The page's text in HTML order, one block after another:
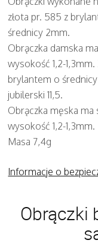
złota pr. 585 z
średnicy 2mm.
Obrączka damska
wysokość 1,2-
brylantem o
jubilerski 11,5.
Obrączka męska
wysokość 1,2-
Masa 7,4g
Informacje o
Obrączki